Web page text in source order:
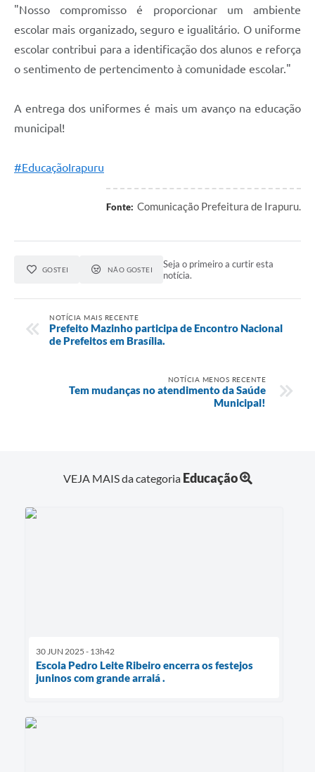
"Nosso compromisso é proporcionar um ambiente
escolar mais organizado, seguro e igualitário. O uniforme
escolar contribui para a identificação dos alunos e reforça
o sentimento de pertencimento à comunidade escolar."
A entrega dos uniformes é mais um avanço na educação
municipal!
#EducaçãoIrapuru
Fonte: Comunicação Prefeitura de Irapuru.
GOSTEI NÃO GOSTEI
Seja o primeiro a curtir esta
notícia.
NOTÍCIA MAIS RECENTE
Prefeito Mazinho participa de Encontro Nacional
de Prefeitos em Brasília.
NOTÍCIA MENOS RECENTE
Tem mudanças no atendimento da Saúde
Municipal!
VEJA MAIS da categoria Educação
30 JUN 2025 - 13h42
Escola Pedro Leite Ribeiro encerra os festejos
juninos com grande arraiá .